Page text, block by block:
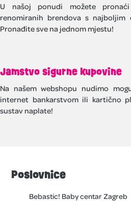
U našoj ponudi možete
renomiranih brendova s
Pronađite sve na jednom mjestu!
Jamstvo sigurne kupovine
Na našem webshopu nudimo
internet bankarstvom ili kartično
sustav naplate!
Poslovnice
Bebastic! Baby centar Zagreb